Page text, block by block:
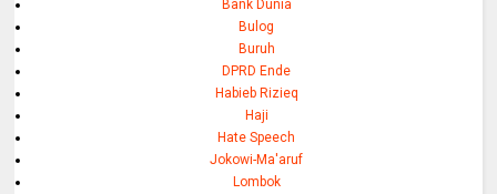
Bank Dunia
Bulog
Buruh
DPRD Ende
Habieb Rizieq
Haji
Hate Speech
Jokowi-Ma'aruf
Lombok